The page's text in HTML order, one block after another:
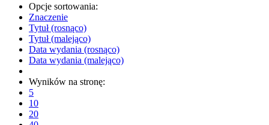
Opcje sortowania:
Znaczenie
Tytuł (rosnąco)
Tytuł (malejąco)
Data wydania (rosnąco)
Data wydania (malejąco)
Wyników na stronę:
5
10
20